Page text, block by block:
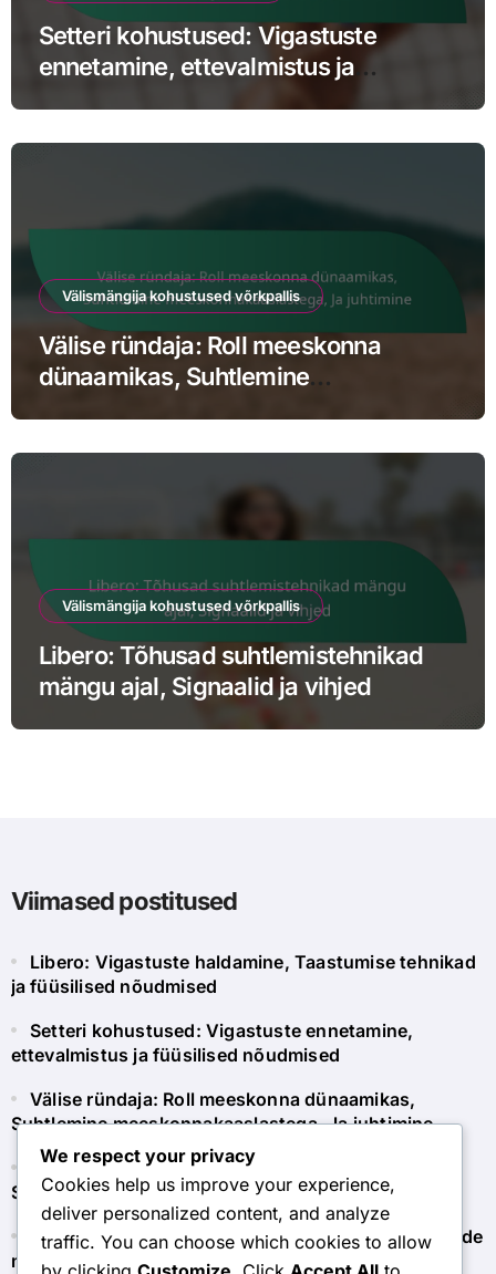
Setteri kohustused: Vigastuste
ennetamine, ettevalmistus ja
Välismängija kohustused võrkpallis
Välise ründaja: Roll meeskonna
dünaamikas, Suhtlemine
Välismängija kohustused võrkpallis
Libero: Tõhusad suhtlemistehnikad
mängu ajal, Signaalid ja vihjed
Viimased postitused
Libero: Vigastuste haldamine, Taastumise tehnikad
ja füüsilised nõudmised
Setteri kohustused: Vigastuste ennetamine,
ettevalmistus ja füüsilised nõudmised
Välise ründaja: Roll meeskonna dünaamikas,
Suhtlemine meeskonnakaaslastega, Ja juhtimine
Libero: Tõhusad suhtlemistehnikad mängu ajal,
Signaalid ja vihjed
Setteri vastutused: Suhtlemine lööjatega, tagasiside
mehhanismid ja usaldus
We respect your privacy
Cookies help us improve your experience,
deliver personalized content, and analyze
traffic. You can choose which cookies to allow